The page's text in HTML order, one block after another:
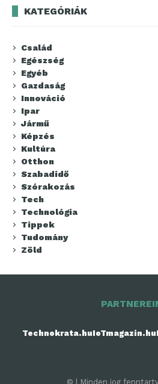
KATEGÓRIÁK
Család
Egészség
Egyéb
Gazdaság
Innováció
Ipar
Jármű
Képzés
Kultúra
Otthon
Szabadidő
Szórakozás
Tech
Technológia
Tippek
Tudomány
Zöld
Technokrata.huIoTmagazin.hu
© | Minden jog